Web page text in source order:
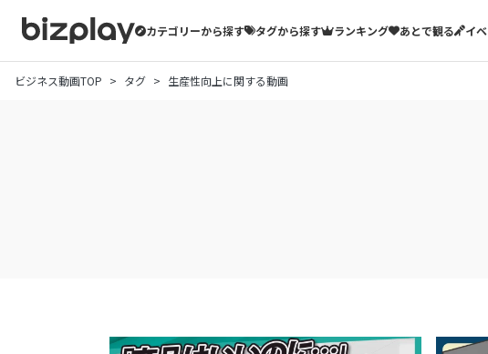
カテゴリーから探す タグから探す ランキング あとで観る イ
ビジネス動画TOP タグ 生産性向上に関する動画